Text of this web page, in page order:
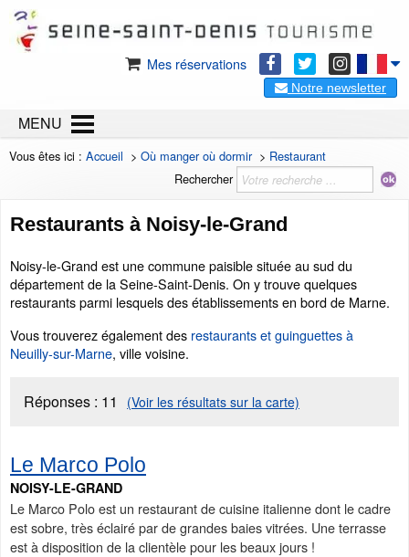
Mes réservations
Notre newsletter
MENU
Vous êtes ici : Accueil > Où manger où dormir> Restaurant
Rechercher
Restaurants à Noisy-le-Grand
Noisy-le-Grand est une commune paisible située au sud du
département de la Seine-Saint-Denis. On y trouve quelques
restaurants parmi lesquels des établissements en bord de Marne.
Vous trouverez également des restaurants et guinguettes à
Neuilly-sur-Marne, ville voisine.
Réponses : 11 (Voir les résultats sur la carte)
Le Marco Polo
NOISY-LE-GRAND
Le Marco Polo est un restaurant de cuisine italienne dont le cadre
est sobre, très éclairé par de grandes baies vitrées. Une terrasse
est à disposition de la clientèle pour les beaux jours !